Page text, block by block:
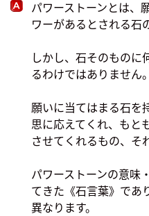
パワーストーンとは、
ワーがあるとされる石
しかし、石そのものに
るわけではありません。
願いに当てはまる石を
思に応えてくれ、もと
させてくれるもの、そ
パワーストーンの意味
てきた《石言葉》であ
異なります。